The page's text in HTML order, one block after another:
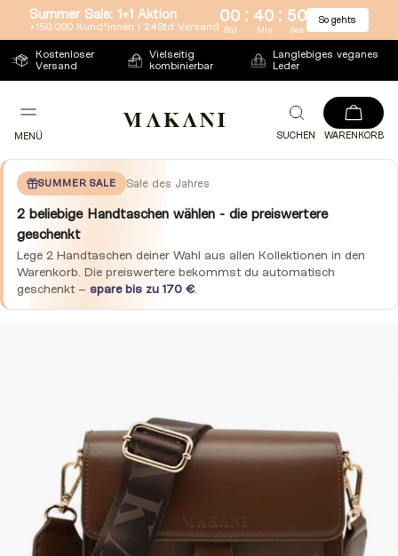
Direkt
zum
Inhalt
Summer Sale: 1+1 Aktion
+150.000 Kund*innen l 24Std Versand
00 : 40 : 49
Std Min Sek
So gehts
Kostenloser
Versand
Vielseitig
kombinierbar
Langlebiges veganes
Leder
MENÜ SUCHEN WARENKORB
SUMMER SALE Sale des Jahres
2 beliebige Handtaschen wählen - die preiswertere
geschenkt
Lege 2 Handtaschen deiner Wahl aus allen Kollektionen in den
Warenkorb. Die preiswertere bekommst du automatisch
geschenkt – spare bis zu 170 €